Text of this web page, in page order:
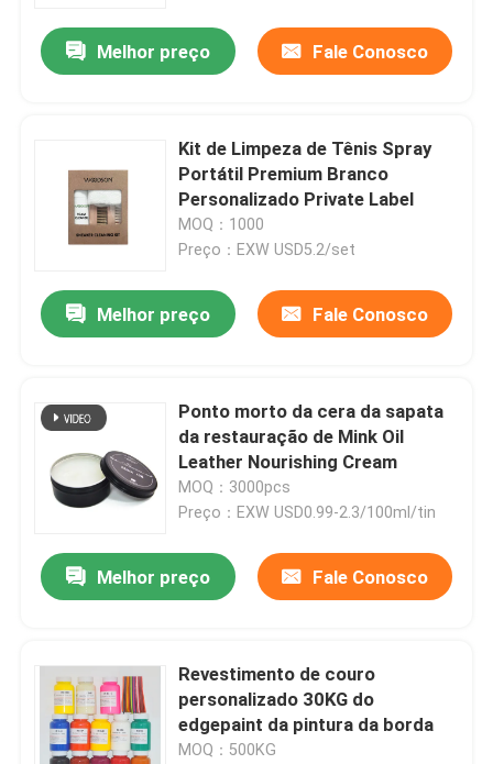
Melhor preço Fale Conosco
Kit de Limpeza de Tênis Spray
Portátil Premium Branco
Personalizado Private Label
MOQ：1000
Preço：EXW USD5.2/set
Melhor preço Fale Conosco
Ponto morto da cera da sapata
da restauração de Mink Oil
Leather Nourishing Cream
MOQ：3000pcs
Preço：EXW USD0.99-2.3/100ml/tin
Melhor preço Fale Conosco
Revestimento de couro
personalizado 30KG do
edgepaint da pintura da borda
MOQ：500KG